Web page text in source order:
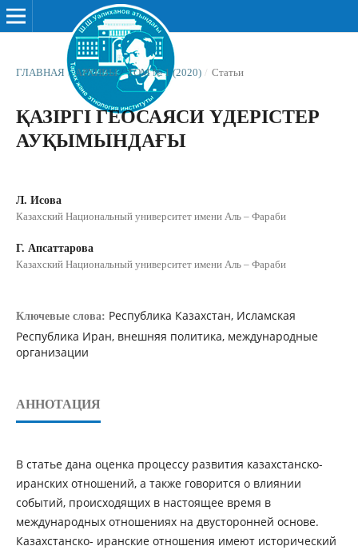
ГЛАВНАЯ / АРХИВЫ / ТОМ № 1 (2020) / Статьи
ҚАЗІРГІ ГЕОСАЯСИ ҮДЕРІСТЕР
АУҚЫМЫНДАҒЫ
Л. Исова
Казахский Национальный университет имени Аль – Фараби
Г. Апсаттарова
Казахский Национальный университет имени Аль – Фараби
Ключевые слова: Республика Казахстан, Исламская
Республика Иран, внешняя политика, международные
организации
АННОТАЦИЯ
В статье дана оценка процессу развития казахстанско-
иранских отношений, а также говорится о влиянии
событий, происходящих в настоящее время в
международных отношениях на двусторонней основе.
Казахстанско- иранские отношения имеют исторический